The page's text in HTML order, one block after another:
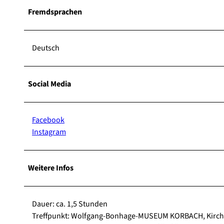
Fremdsprachen
Deutsch
Social Media
Facebook
Instagram
Weitere Infos
Dauer: ca. 1,5 Stunden
Treffpunkt: Wolfgang-Bonhage-MUSEUM KORBACH,